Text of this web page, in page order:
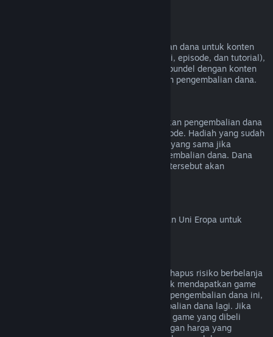
Kami tidak bisa memberikan pengembalian dana untuk konten
video di Steam (cth. film, film pendek, seri, episode, dan tutorial),
kecuali video tersebut terdapat di dalam bundel dengan konten
lainnya (bukan video) yang bisa dilakukan pengembalian dana.
Hadiah yang tidak ditukarkan bisa diberikan pengembalian dana
mengikuti persyaratan 14 hari/2 jam periode. Hadiah yang sudah
ditukar bisa dikembalikan dengan aturan yang sama jika
penerima hadiah yang menginisiasi pengembalian dana. Dana
yang digunakan untuk pembelian hadiah tersebut akan
Untuk penjelasan cara kerja hak penarikan Uni Eropa untuk
Pengembalian Dana didesain untuk menghapus risiko berbelanja
game di Steam—bukan sebagai cara untuk mendapatkan game
gratis. Jika kamu menyalahgunakan fitur pengembalian dana ini,
kamu tidak akan bisa menerima pengembalian dana lagi. Jika
kamu meminta pengembalian dana untuk game yang dibeli
sebelum diskon lalu membelinya lagi dengan harga yang